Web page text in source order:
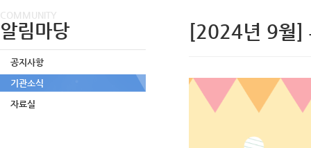
COMMUNITY
알림마당
공지사항
기관소식
자료실
[2024년 9월]